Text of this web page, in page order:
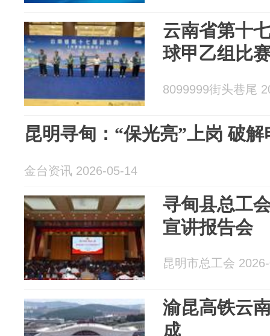
云南省第十
球甲乙组比
8099999街头巷尾
昆明寻甸：“保光亮”上岗 破
金台资讯 2026-05-14
寻甸县总工
宣讲报告会
昆明市总工会
渝昆高铁云
成